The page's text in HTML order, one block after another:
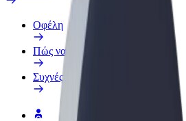
Οφέλη
Πώς να συμμετάσχετε
Συχνές Ερωτήσεις